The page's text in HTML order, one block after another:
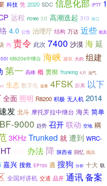
科技 凭 2020 SDC 信息化部 iPTT 1
远程 PD980 3月 高潮迭起 310 港口
4.0 公告 治理厅 结构 万达 近些 能及
均 责令 此次 7400 沙漠 海延
rd620s中继台 海峡 建筑 大的 组建
第一 高峰 概 贯彻 Trunking 4月 油气
生态 数字化 业务 4FSK 距离 以下
全面 照明 R8200 积极 无人机 2014
发 北斗 摩托罗拉中继台 海关 简单
BF-9000 趋势 召开联动 空地 耦
3KHz Trunked 就 遭到 WRC-
办法 降 陕西省 回忆 阅兵
嘉兴 搜救 EP720 遇 搜狗 分析 十大 轨
全国对讲机 交通 品开 通讯备案